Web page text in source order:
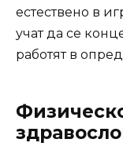
естествено в
учат да се
работят в